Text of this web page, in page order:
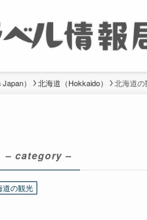
） 北海道（Hokkaido） 北海道の
– category –
道の観光